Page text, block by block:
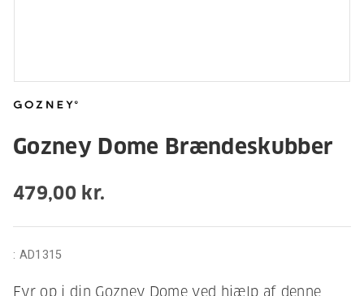
Gozney Dome Brændeskubber
479,00 kr.
: AD1315
Fyr op i din Gozney Dome ved hjælp af denne